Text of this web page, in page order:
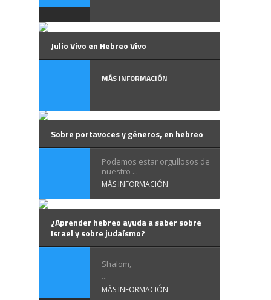
Julio Vivo en Hebreo Vivo
MÁS INFORMACIÓN
Sobre portavoces y géneros, en hebreo
Podemos estar orgullosos de
nuestro ...
MÁS INFORMACIÓN
¿Aprender hebreo ayuda a saber sobre
Israel y sobre judaísmo?
Shalom,
...
MÁS INFORMACIÓN